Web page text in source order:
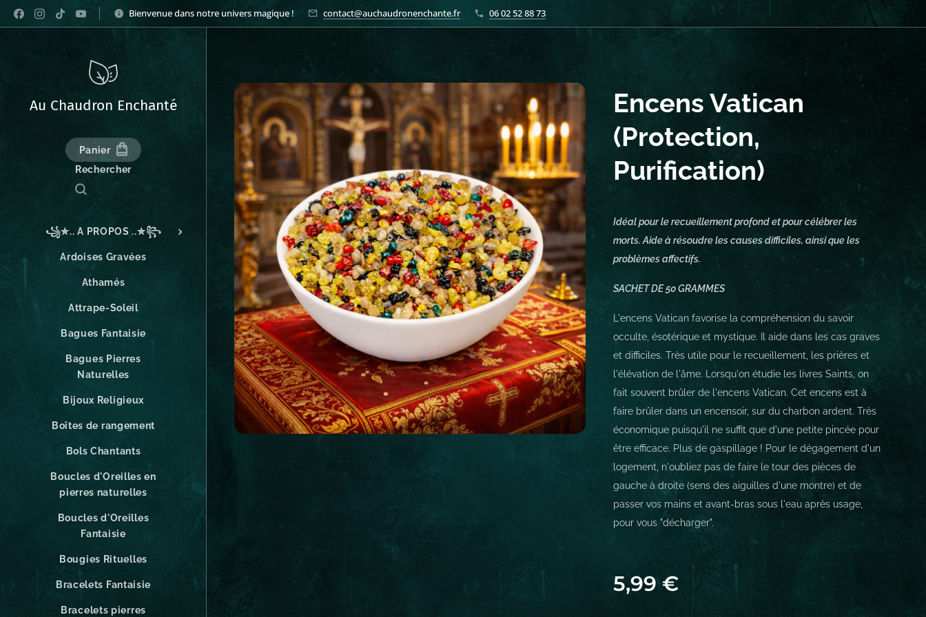
Bienvenue dans notre univers magique ! contact@auchaudronenchante.fr 06 02 52 88 73
Au Chaudron Enchanté
Panier
Rechercher
꧁✮.. A PROPOS ..✮꧂
Ardoises Gravées
Athamés
Attrape-Soleil
Bagues Fantaisie
Bagues Pierres
Naturelles
Bijoux Religieux
Boîtes de rangement
Bols Chantants
Boucles d'Oreilles en
pierres naturelles
Boucles d'Oreilles
Fantaisie
Bougies Rituelles
Bracelets Fantaisie
Bracelets pierres
Encens Vatican
(Protection,
Purification)
Idéal pour le recueillement profond et pour célébrer les
morts. Aide à résoudre les causes difficiles, ainsi que les
problèmes affectifs.
SACHET DE 50 GRAMMES
L'encens Vatican favorise la compréhension du savoir
occulte, ésotérique et mystique. Il aide dans les cas graves
et difficiles. Très utile pour le recueillement, les prières et
l'élévation de l'âme. Lorsqu'on étudie les livres Saints, on
fait souvent brûler de l'encens Vatican. Cet encens est à
faire brûler dans un encensoir, sur du charbon ardent. Très
économique puisqu'il ne suffit que d'une petite pincée pour
être efficace. Plus de gaspillage ! Pour le dégagement d'un
logement, n'oubliez pas de faire le tour des pièces de
gauche à droite (sens des aiguilles d'une montre) et de
passer vos mains et avant-bras sous l'eau après usage,
pour vous "décharger".
5,99€